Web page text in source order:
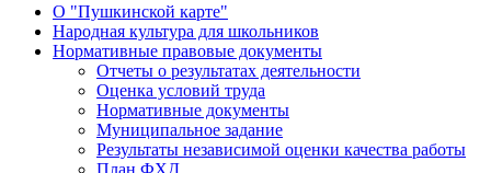
О "Пушкинской карте"
Народная культура для школьников
Нормативные правовые документы
Отчеты о результатах деятельности
Оценка условий труда
Нормативные документы
Муниципальное задание
Результаты независимой оценки качества работы
План ФХД